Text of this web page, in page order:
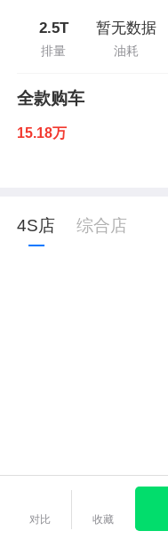
2.5T
排量
暂无数据
油耗
全款购车
15.18万
4S店 综合店
对比 收藏